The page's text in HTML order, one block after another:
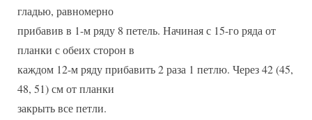
гладью, равномерно
прибавив в 1-м ряду 8 петель. Начиная с 15-го ряда от
планки с обеих сторон в
каждом 12-м ряду прибавить 2 раза 1 петлю. Через 42 (45,
48, 51) см от планки
закрыть все петли.